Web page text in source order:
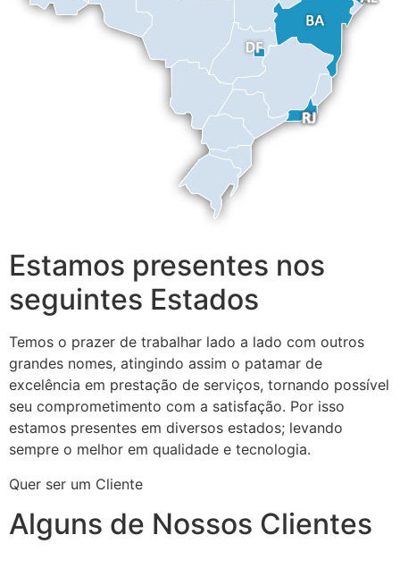
Estamos presentes nos
seguintes Estados
Temos o prazer de trabalhar lado a lado com outros
grandes nomes, atingindo assim o patamar de
excelência em prestação de serviços, tornando possível
seu comprometimento com a satisfação. Por isso
estamos presentes em diversos estados; levando
sempre o melhor em qualidade e tecnologia.
Quer ser um Cliente
Alguns de Nossos Clientes